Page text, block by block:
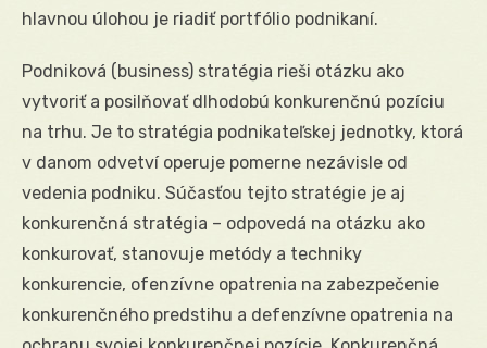
hlavnou úlohou je riadiť portfólio podnikaní.
Podniková (business) stratégia rieši otázku ako
vytvoriť a posilňovať dlhodobú konkurenčnú pozíciu
na trhu. Je to stratégia podnikateľskej jednotky, ktorá
v danom odvetví operuje pomerne nezávisle od
vedenia podniku. Súčasťou tejto stratégie je aj
konkurenčná stratégia – odpovedá na otázku ako
konkurovať, stanovuje metódy a techniky
konkurencie, ofenzívne opatrenia na zabezpečenie
konkurenčného predstihu a defenzívne opatrenia na